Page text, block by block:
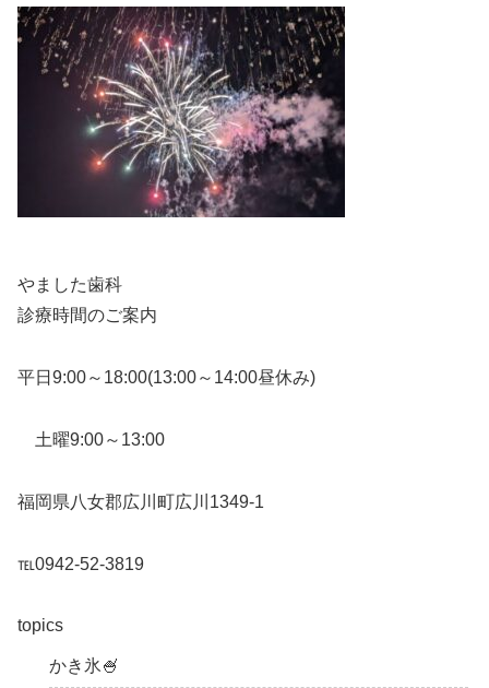
やました歯科
診療時間のご案内
平日9:00～18:00(13:00～14:00昼休み)
土曜9:00～13:00
福岡県八女郡広川町広川1349-1
℡0942-52-3819
topics
かき氷🍧